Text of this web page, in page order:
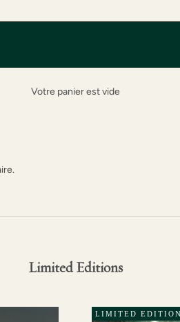
Votre panier est vide
Limited Editions
LIMITED EDITION